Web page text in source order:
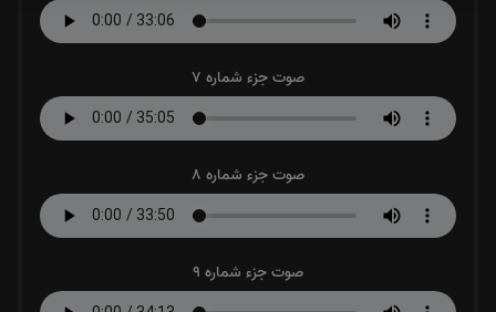
صوت جزء شماره 7
صوت جزء شماره 8
صوت جزء شماره 9